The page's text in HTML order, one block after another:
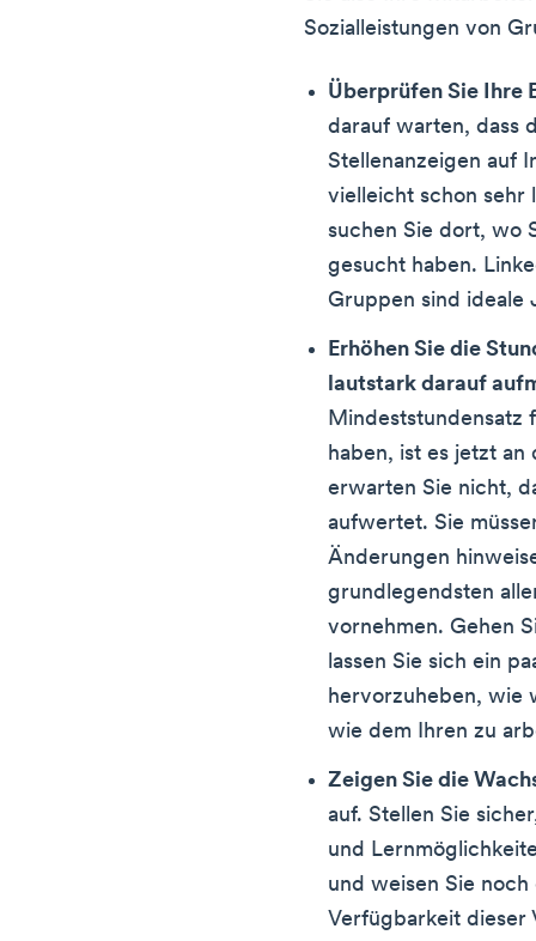
Sozialleistungen von
Überprüfen Sie Ihre
darauf warten, dass
Stellenanzeigen auf
vielleicht schon sehr
suchen Sie dort, wo
gesucht haben.
Gruppen sind ideale
Erhöhen Sie die
lautstark darauf
haben, ist es jetzt
erwarten Sie nicht,
aufwertet. Sie
Änderungen
grundlegendsten
vornehmen. Gehen
lassen Sie sich ein
hervorzuheben, wie
wie dem Ihren zu
Zeigen Sie die
auf. Stellen Sie
und
und weisen Sie
Verfügbarkeit dieser